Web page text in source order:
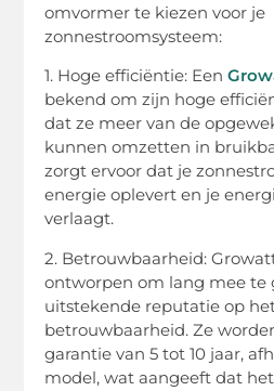
omvormer te kiezen voor je
zonnestroomsysteem:
1. Hoge efficiëntie: Een
bekend om zijn hoge
dat ze meer van de
kunnen omzetten in
zorgt ervoor dat je
energie oplevert en je
verlaagt.
2. Betrouwbaarheid:
ontworpen om lang mee te
uitstekende reputatie op
betrouwbaarheid. Ze
garantie van 5 tot 10 jaar,
model, wat aangeeft dat